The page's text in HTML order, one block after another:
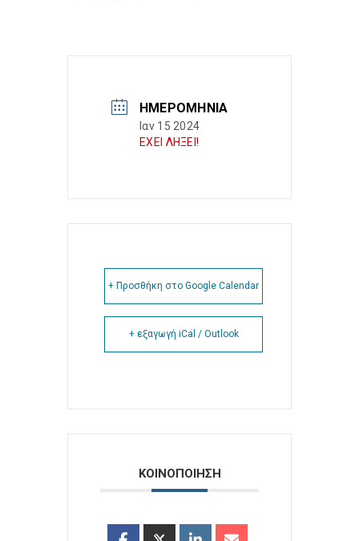
ΗΜΕΡΟΜΗΝΊΑ
Ιαν 15 2024
ΕΧΕΙ ΛΗΞΕΙ!
+ Προσθήκη στο Google Calendar
+ εξαγωγή iCal / Outlook
ΚΟΙΝΟΠΟΙΗΣΗ